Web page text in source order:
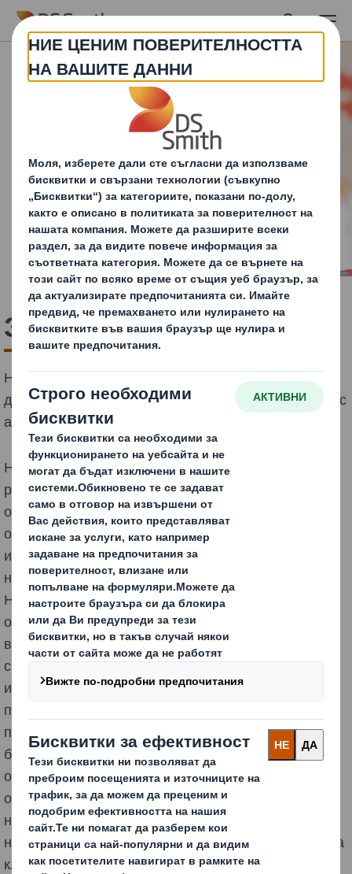
Skip to main content
Здраве и безопасност
Ние осъзнаваме, че можем да постигнем визията си
да бъдем водещи европейски стратези на опаковки с
ангажирани и добре подкрепяни служители.
Ние осъзнаваме, че нашите служители и партньори
работят в среди, които представляват реални
опасности. Стремим се да контролираме тези
опасности чрез подход, основан на риска,
използвайки редица от мерки за контрол и
непрекъснато се стремим да се подобряваме.
Нашите служители са от ключово значение при
осигуряване на безопасна работа и се справяме с
всякакви притеснения, повдигнати открито и
своевременно. Нашата дългосрочна цел е „нулеви
инциденти“ и ние определяме нашите ключови
показатели за изпълнение, за да гарантираме, че
продължаваме към тази цел. Нашите показатели за
безопасност се подобряват постоянно, както по
отношение на честотата на злополуките, така и по
отношение на тежестта, въпреки че осъзнаваме, че
нараняването на някой от нашите хора е
неприемливо и следователно безопасността остава
ключов фокус за Групата.